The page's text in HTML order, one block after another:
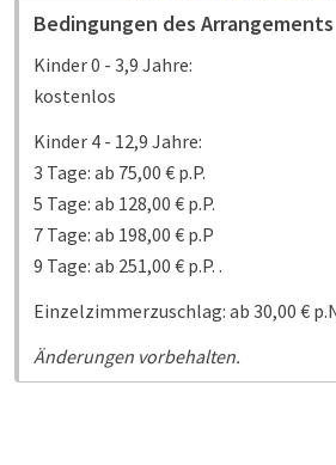
Bedingungen des Arrangements
Kinder 0 - 3,9 Jahre:
kostenlos
Kinder 4 - 12,9 Jahre:
3 Tage: ab 75,00 € p.P.
5 Tage: ab 128,00 € p.P.
7 Tage: ab 198,00 € p.P
9 Tage: ab 251,00 € p.P. .
Einzelzimmerzuschlag: ab 30,00 €
Änderungen vorbehalten.